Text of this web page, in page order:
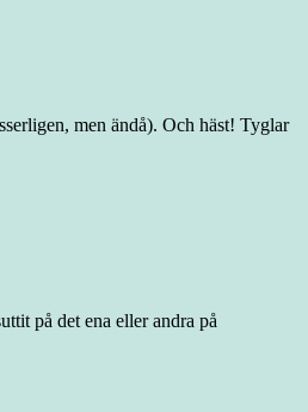
men ändå). Och häst! Tyglar
på det ena eller andra på